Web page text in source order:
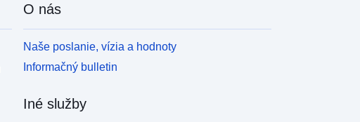
O nás
Naše poslanie, vízia a hodnoty
Informačný bulletin
Iné služby